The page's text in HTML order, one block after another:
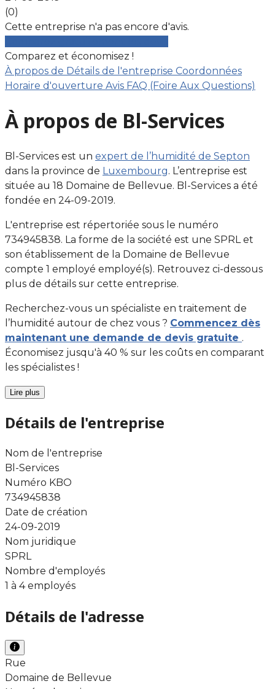
(0)
Cette entreprise n'a pas encore d'avis.
Comparez et économisez !
À propos de Détails de l'entreprise Coordonnées
Horaire d'ouverture Avis FAQ (Foire Aux Questions)
À propos de Bl-Services
Bl-Services est un expert de l’humidité de Septon
dans la province de Luxembourg. L’entreprise est
située au 18 Domaine de Bellevue. Bl-Services a été
fondée en 24-09-2019.
L'entreprise est répertoriée sous le numéro
734945838. La forme de la société est une SPRL et
son établissement de la Domaine de Bellevue
compte 1 employé employé(s). Retrouvez ci-dessous
plus de détails sur cette entreprise.
Recherchez-vous un spécialiste en traitement de
l’humidité autour de chez vous ? Commencez dès
maintenant une demande de devis gratuite .
Économisez jusqu'à 40 % sur les coûts en comparant
les spécialistes !
Lire plus
Détails de l'entreprise
Nom de l'entreprise
Bl-Services
Numéro KBO
734945838
Date de création
24-09-2019
Nom juridique
SPRL
Nombre d'employés
1 à 4 employés
Détails de l'adresse
Rue
Domaine de Bellevue